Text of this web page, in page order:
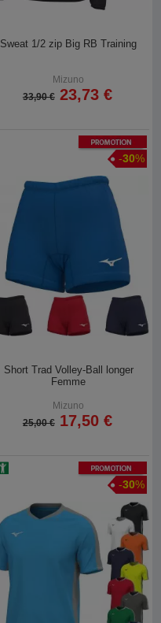
Sweat 1/2 zip Big RB Training
Mizuno
33,90 € 23,73 €
Promotion
-30%
Short Trad Volley-Ball longer
Femme
Mizuno
25,00 € 17,50 €
Promotion
-30%